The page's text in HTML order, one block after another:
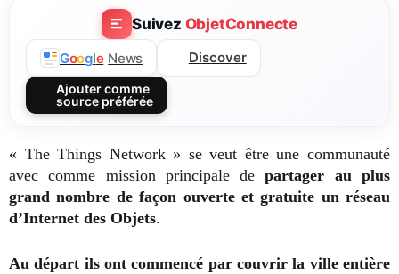
Suivez ObjetConnecte
Google News Discover
Ajouter comme
source préférée
« The Things Network » se veut être une communauté
avec comme mission principale departager au plus
grand nombre de façon ouverte et gratuite un réseau
d’Internet des Objets.
Au départ ils ont commencé par couvrir la ville entière